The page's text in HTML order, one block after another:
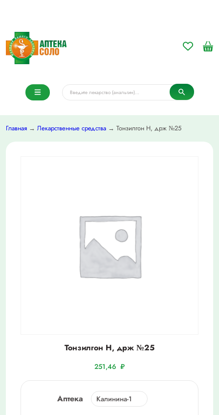
Главная → Лекарственные средства → Тонзилгон Н, држ №25
Тонзилгон Н, држ №25
251,46 ₽
Аптека